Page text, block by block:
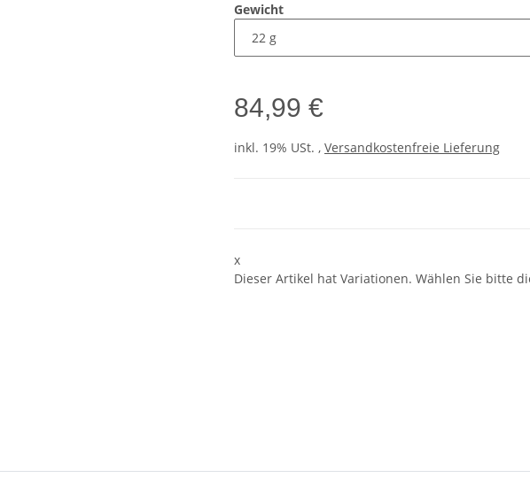
Gewicht
84,99 €
inkl. 19% USt. , Versandkostenfreie Lieferung
x
Dieser Artikel hat Variationen. Wählen Sie bitte